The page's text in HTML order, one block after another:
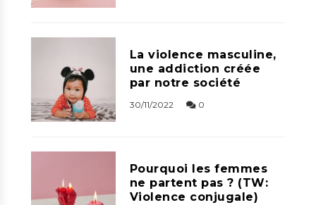
La violence masculine,
une addiction créée
par notre société
30/11/2022 0
Pourquoi les femmes
ne partent pas ? (TW:
Violence conjugale)